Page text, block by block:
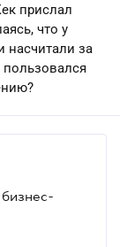
прислал
что у
насчитали за